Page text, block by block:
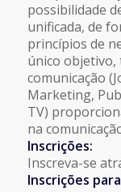
possibilidade
unificada, de
princípios de
único objetivo,
comunicação
Marketing,
TV)
na
Inscrições:
Inscreva-se
Inscrições